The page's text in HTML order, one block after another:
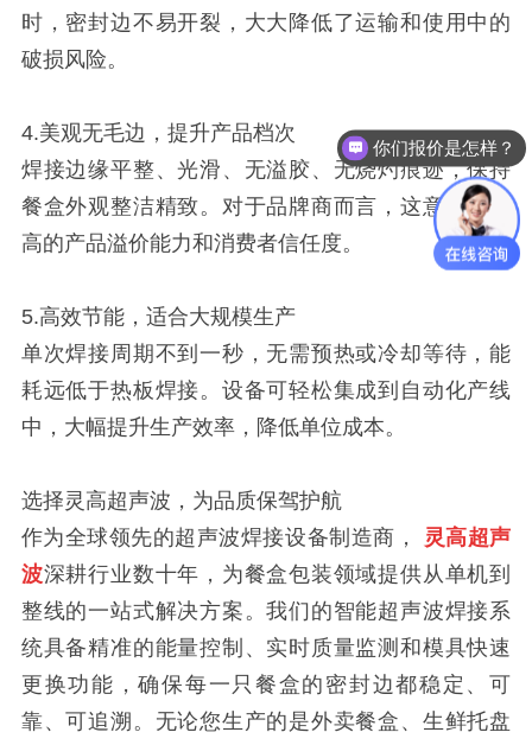
时，密封边不易开裂，大大降低了运输和使用中的
破损风险。
4.美观无毛边，提升产品档次
焊接边缘平整、光滑、无溢胶、无烧灼痕迹，保持
餐盒外观整洁精致。对于品牌商而言，这意味着更
高的产品溢价能力和消费者信任度。
5.高效节能，适合大规模生产
单次焊接周期不到一秒，无需预热或冷却等待，能
耗远低于热板焊接。设备可轻松集成到自动化产线
中，大幅提升生产效率，降低单位成本。
选择灵高超声波，为品质保驾护航
作为全球领先的超声波焊接设备制造商，
灵高超声
波深耕行业数十年，为餐盒包装领域提供从单机到
整线的一站式解决方案。我们的智能超声波焊接系
统具备精准的能量控制、实时质量监测和模具快速
更换功能，确保每一只餐盒的密封边都稳定、可
靠、可追溯。无论您生产的是外卖餐盒、生鲜托盘
你们报价是怎样？